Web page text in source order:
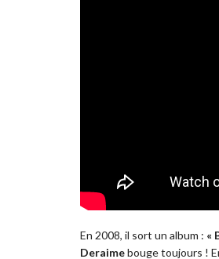
En 2008, il sort un album : «
Deraimebouge toujours !